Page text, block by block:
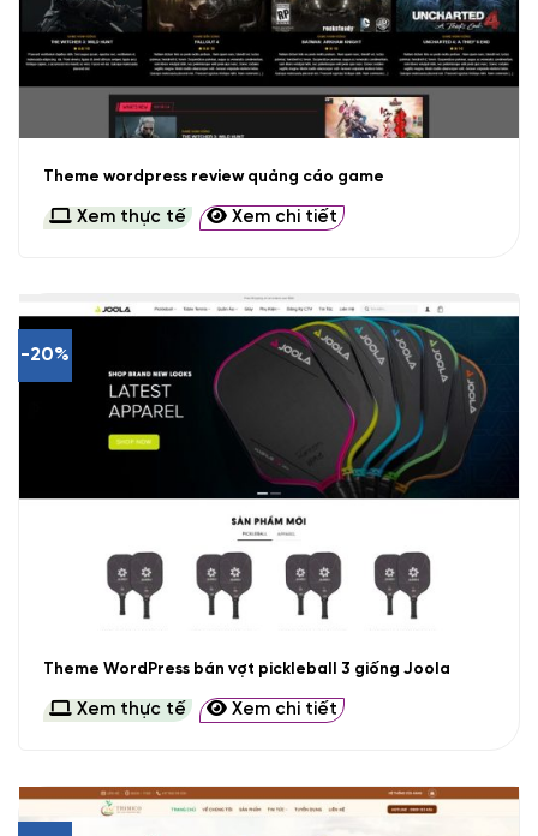
Theme wordpress review quảng cáo game
Xem thực tế Xem chi tiết
-20%
Theme WordPress bán vợt pickleball 3 giống Joola
Xem thực tế Xem chi tiết